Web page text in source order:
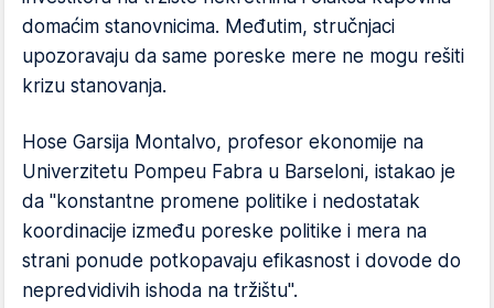
domaćim stanovnicima. Međutim, stručnjaci
upozoravaju da same poreske mere ne mogu rešiti
krizu stanovanja.
Hose Garsija Montalvo, profesor ekonomije na
Univerzitetu Pompeu Fabra u Barseloni, istakao je
da "konstantne promene politike i nedostatak
koordinacije između poreske politike i mera na
strani ponude potkopavaju efikasnost i dovode do
nepredvidivih ishoda na tržištu".